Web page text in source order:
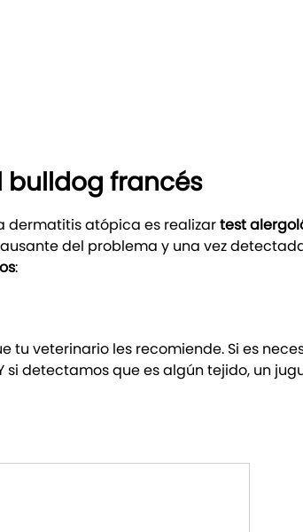
bulldog francés
dermatitis atópica es realizartest
del problema y una vez
:
tu veterinario les recomiende. Si es
detectamos que es algún tejido, un